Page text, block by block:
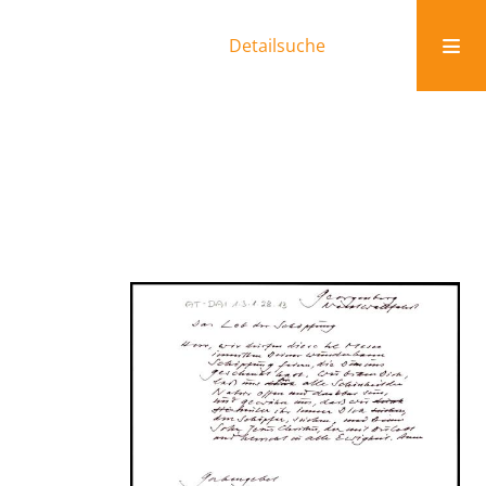
Detailsuche